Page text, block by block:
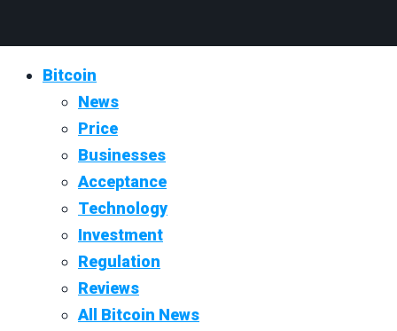
Bitcoin
News
Price
Businesses
Acceptance
Technology
Investment
Regulation
Reviews
All Bitcoin News